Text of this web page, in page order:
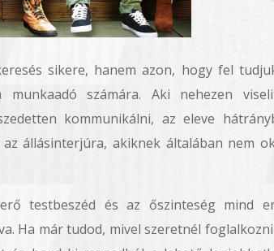
sikere, hanem azon, hogy fel
számára. Aki nehezen
kommunikálni, az eleve
állásinterjúra, akiknek általában nem
testbeszéd és az őszinteség mind
Ha már tudod, mivel szeretnél